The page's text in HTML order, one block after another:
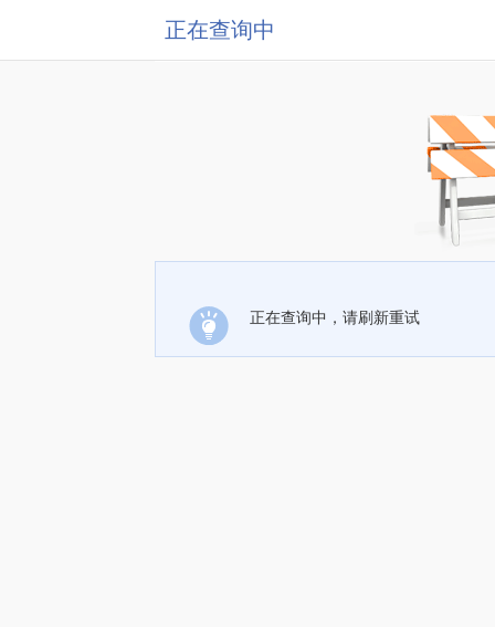
正在查询中
正在查询中，请刷新重试